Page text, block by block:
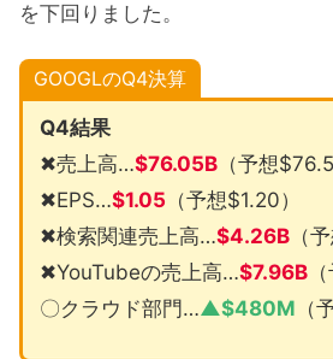
を下回りました。
GOOGLのQ4決算
Q4結果
✖売上高…$76.05B（予想
✖EPS…$1.05 （予想$1.20）
✖検索関連売上高…$4.26B（
✖YouTubeの売上高…$7.96B（
〇クラウド部門…▲$480M （